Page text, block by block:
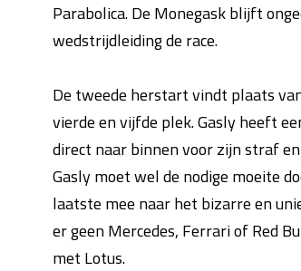
Parabolica. De Monegask blijft
wedstrijdleiding de race.
De tweede herstart vindt plaats
vierde en vijfde plek. Gasly heeft
direct naar binnen voor zijn straf
Gasly moet wel de nodige moeite
laatste mee naar het bizarre en
er geen Mercedes, Ferrari of Red
met Lotus.